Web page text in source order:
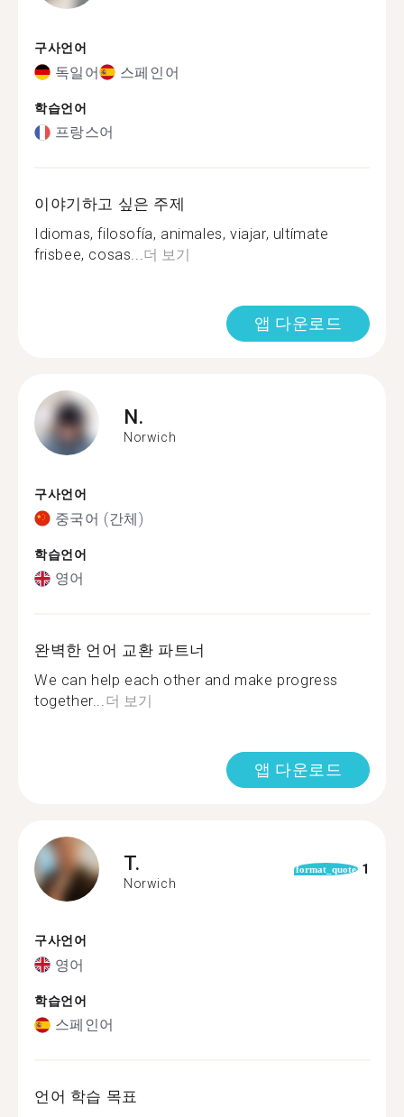
구사언어
독일어 스페인어
학습언어
프랑스어
이야기하고 싶은 주제
Idiomas, filosofía, animales, viajar, ultímate
frisbee, cosas...더 보기
앱 다운로드
N.
Norwich
구사언어
중국어 (간체)
학습언어
영어
완벽한 언어 교환 파트너
We can help each other and make progress
together...더 보기
앱 다운로드
T.
Norwich
format_quote 1
구사언어
영어
학습언어
스페인어
언어 학습 목표